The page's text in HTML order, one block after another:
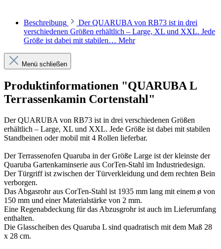
Beschreibung
Der QUARUBA von RB73 ist in drei
verschiedenen Größen erhältlich – Large, XL und XXL. Jede
Größe ist dabei mit stabilen… Mehr
Menü schließen
Produktinformationen "QUARUBA L
Terrassenkamin Cortenstahl"
Der QUARUBA von RB73 ist in drei verschiedenen Größen
erhältlich – Large, XL und XXL. Jede Größe ist dabei mit stabilen
Standbeinen oder mobil mit 4 Rollen lieferbar.
Der Terrassenofen Quaruba in der Größe Large ist der kleinste der
Quaruba Gartenkaminserie aus CorTen-Stahl im Industriedesign.
Der Türgriff ist zwischen der Türverkleidung und dem rechten Bein
verborgen.
Das Abgasrohr aus CorTen-Stahl ist 1935 mm lang mit einem ø von
150 mm und einer Materialstärke von 2 mm.
Eine Regenabdeckung für das Abzusgrohr ist auch im Lieferumfang
enthalten.
Die Glasscheiben des Quaruba L sind quadratisch mit dem Maß 28
x 28 cm.